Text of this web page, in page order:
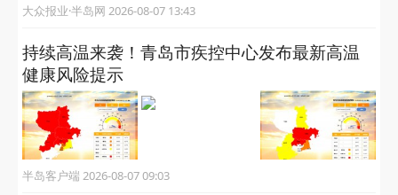
大众报业·半岛网 2026-08-07 13:43
持续高温来袭！青岛市疾控中心发布最新高温
健康风险提示
半岛客户端 2026-08-07 09:03